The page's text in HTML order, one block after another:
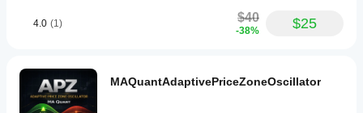
4.0 (1) $40
-38% $25
MAQuantAdaptivePriceZoneOscillator